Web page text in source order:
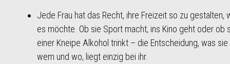
Jede Frau hat das Recht, ihre Freizeit so zu gestalten,
es möchte. Ob sie Sport macht, ins Kino geht oder ob
einer Kneipe Alkohol trinkt – die Entscheidung, was
wem und wo, liegt einzig bei ihr.